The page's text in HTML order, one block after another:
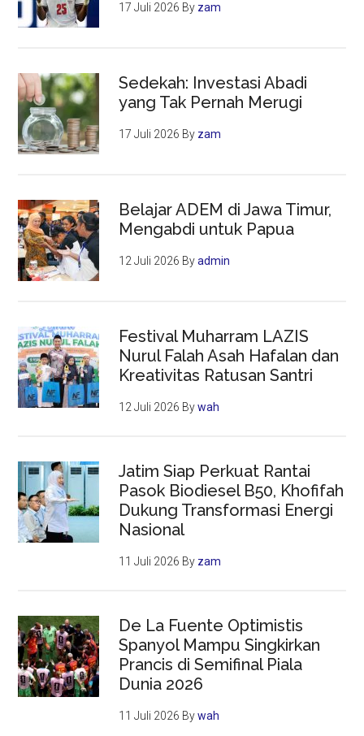
17 Juli 2026 By zam
Sedekah: Investasi Abadi
yang Tak Pernah Merugi
17 Juli 2026 By zam
Belajar ADEM di Jawa Timur,
Mengabdi untuk Papua
12 Juli 2026 Byadmin
Festival Muharram LAZIS
Nurul Falah Asah Hafalan dan
Kreativitas Ratusan Santri
12 Juli 2026 Bywah
Jatim Siap Perkuat Rantai
Pasok Biodiesel B50, Khofifah
Dukung Transformasi Energi
Nasional
11 Juli 2026 By zam
De La Fuente Optimistis
Spanyol Mampu Singkirkan
Prancis di Semifinal Piala
Dunia 2026
11 Juli 2026 Bywah